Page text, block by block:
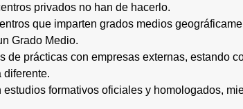
privados no han de hacerlo.
que imparten grados medios
Grado Medio.
prácticas con empresas externas, estando
diferente.
formativos oficiales y homologados,